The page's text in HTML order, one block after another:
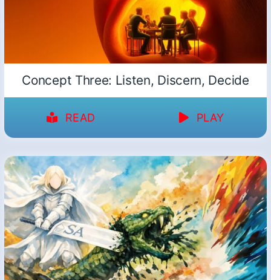
Concept Three: Listen, Discern, Decide
READ PLAY